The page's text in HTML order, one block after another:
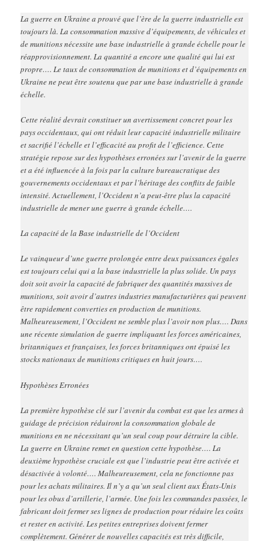
La guerre en Ukraine a prouvé que l’ère de la guerre industrielle est
toujours là. La consommation massive d’équipements, de véhicules et
de munitions nécessite une base industrielle à grande échelle pour le
réapprovisionnement. La quantité a encore une qualité qui lui est
propre…. Le taux de consommation de munitions et d’équipements en
Ukraine ne peut être soutenu que par une base industrielle à grande
échelle.
Cette réalité devrait constituer un avertissement concret pour les
pays occidentaux, qui ont réduit leur capacité industrielle militaire
et sacrifié l’échelle et l’efficacité au profit de l’efficience. Cette
stratégie repose sur des hypothèses erronées sur l’avenir de la guerre
et a été influencée à la fois par la culture bureaucratique des
gouvernements occidentaux et par l’héritage des conflits de faible
intensité. Actuellement, l’Occident n’a peut-être plus la capacité
industrielle de mener une guerre à grande échelle….
La capacité de la Base industrielle de l’Occident
Le vainqueur d’une guerre prolongée entre deux puissances égales
est toujours celui qui a la base industrielle la plus solide. Un pays
doit soit avoir la capacité de fabriquer des quantités massives de
munitions, soit avoir d’autres industries manufacturières qui peuvent
être rapidement converties en production de munitions.
Malheureusement, l’Occident ne semble plus l’avoir non plus…. Dans
une récente simulation de guerre impliquant les forces américaines,
britanniques et françaises, les forces britanniques ont épuisé les
stocks nationaux de munitions critiques en huit jours….
Hypothèses Erronées
La première hypothèse clé sur l’avenir du combat est que les armes à
guidage de précision réduiront la consommation globale de
munitions en ne nécessitant qu’un seul coup pour détruire la cible.
La guerre en Ukraine remet en question cette hypothèse…. La
deuxième hypothèse cruciale est que l’industrie peut être activée et
désactivée à volonté…. Malheureusement, cela ne fonctionne pas
pour les achats militaires. Il n’y a qu’un seul client aux États-Unis
pour les obus d’artillerie, l’armée. Une fois les commandes passées, le
fabricant doit fermer ses lignes de production pour réduire les coûts
et rester en activité. Les petites entreprises doivent fermer
complètement. Générer de nouvelles capacités est très difficile,